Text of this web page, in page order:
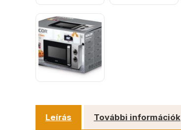
Leírás További információk